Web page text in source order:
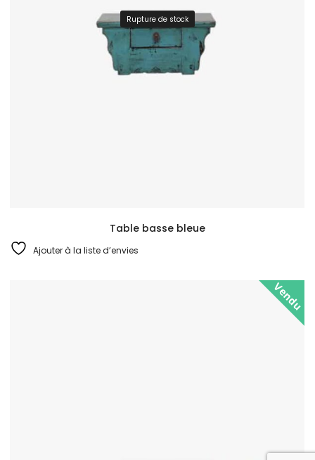
Rupture de stock
Table basse bleue
Ajouter à la liste d’envies
Vendu